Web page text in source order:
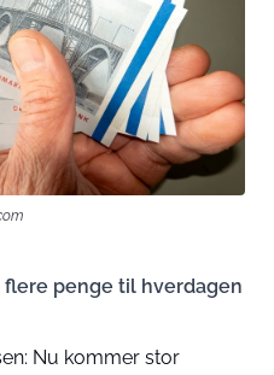
penge til hverdagen
Nu kommer stor